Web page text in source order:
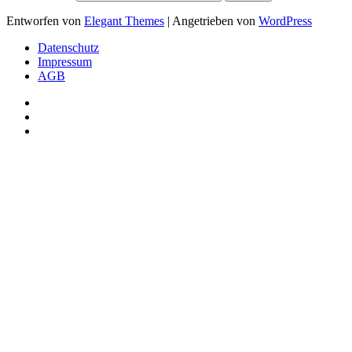
Entworfen von Elegant Themes | Angetrieben von WordPress
Datenschutz
Impressum
AGB